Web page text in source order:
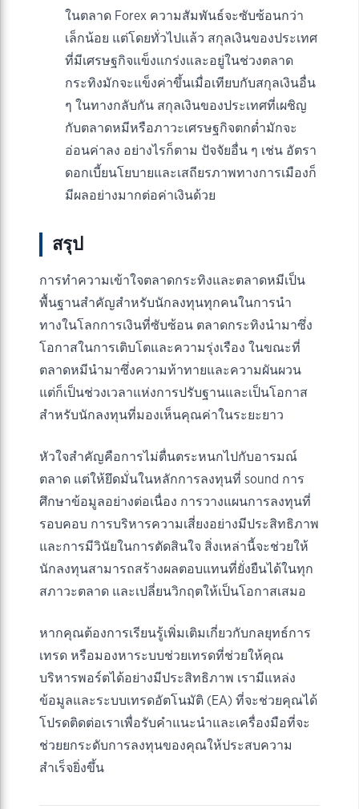
ในตลาด Forex ความสัมพันธ์จะซับซ้อนกว่า
เล็กน้อย แต่โดยทั่วไปแล้ว สกุลเงินของประเทศ
ที่มีเศรษฐกิจแข็งแกร่งและอยู่ในช่วงตลาด
กระทิงมักจะแข็งค่าขึ้นเมื่อเทียบกับสกุลเงินอื่น
ๆ ในทางกลับกัน สกุลเงินของประเทศที่เผชิญ
กับตลาดหมีหรือภาวะเศรษฐกิจตกต่ำมักจะ
อ่อนค่าลง อย่างไรก็ตาม ปัจจัยอื่น ๆ เช่น อัตรา
ดอกเบี้ยนโยบายและเสถียรภาพทางการเมืองก็
มีผลอย่างมากต่อค่าเงินด้วย
สรุป
การทำความเข้าใจตลาดกระทิงและตลาดหมีเป็น
พื้นฐานสำคัญสำหรับนักลงทุนทุกคนในการนำ
ทางในโลกการเงินที่ซับซ้อน ตลาดกระทิงนำมาซึ่ง
โอกาสในการเติบโตและความรุ่งเรือง ในขณะที่
ตลาดหมีนำมาซึ่งความท้าทายและความผันผวน
แต่ก็เป็นช่วงเวลาแห่งการปรับฐานและเป็นโอกาส
สำหรับนักลงทุนที่มองเห็นคุณค่าในระยะยาว
หัวใจสำคัญคือการไม่ตื่นตระหนกไปกับอารมณ์
ตลาด แต่ให้ยึดมั่นในหลักการลงทุนที่ sound การ
ศึกษาข้อมูลอย่างต่อเนื่อง การวางแผนการลงทุนที่
รอบคอบ การบริหารความเสี่ยงอย่างมีประสิทธิภาพ
และการมีวินัยในการตัดสินใจ สิ่งเหล่านี้จะช่วยให้
นักลงทุนสามารถสร้างผลตอบแทนที่ยั่งยืนได้ในทุก
สภาวะตลาด และเปลี่ยนวิกฤตให้เป็นโอกาสเสมอ
หากคุณต้องการเรียนรู้เพิ่มเติมเกี่ยวกับกลยุทธ์การ
เทรด หรือมองหาระบบช่วยเทรดที่ช่วยให้คุณ
บริหารพอร์ตได้อย่างมีประสิทธิภาพ เรามีแหล่ง
ข้อมูลและระบบเทรดอัตโนมัติ (EA) ที่จะช่วยคุณได้
โปรดติดต่อเราเพื่อรับคำแนะนำและเครื่องมือที่จะ
ช่วยยกระดับการลงทุนของคุณให้ประสบความ
สำเร็จยิ่งขึ้น